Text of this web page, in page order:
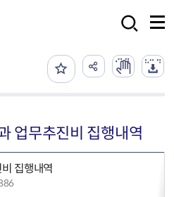
업무추진비 집행내역
집행내역